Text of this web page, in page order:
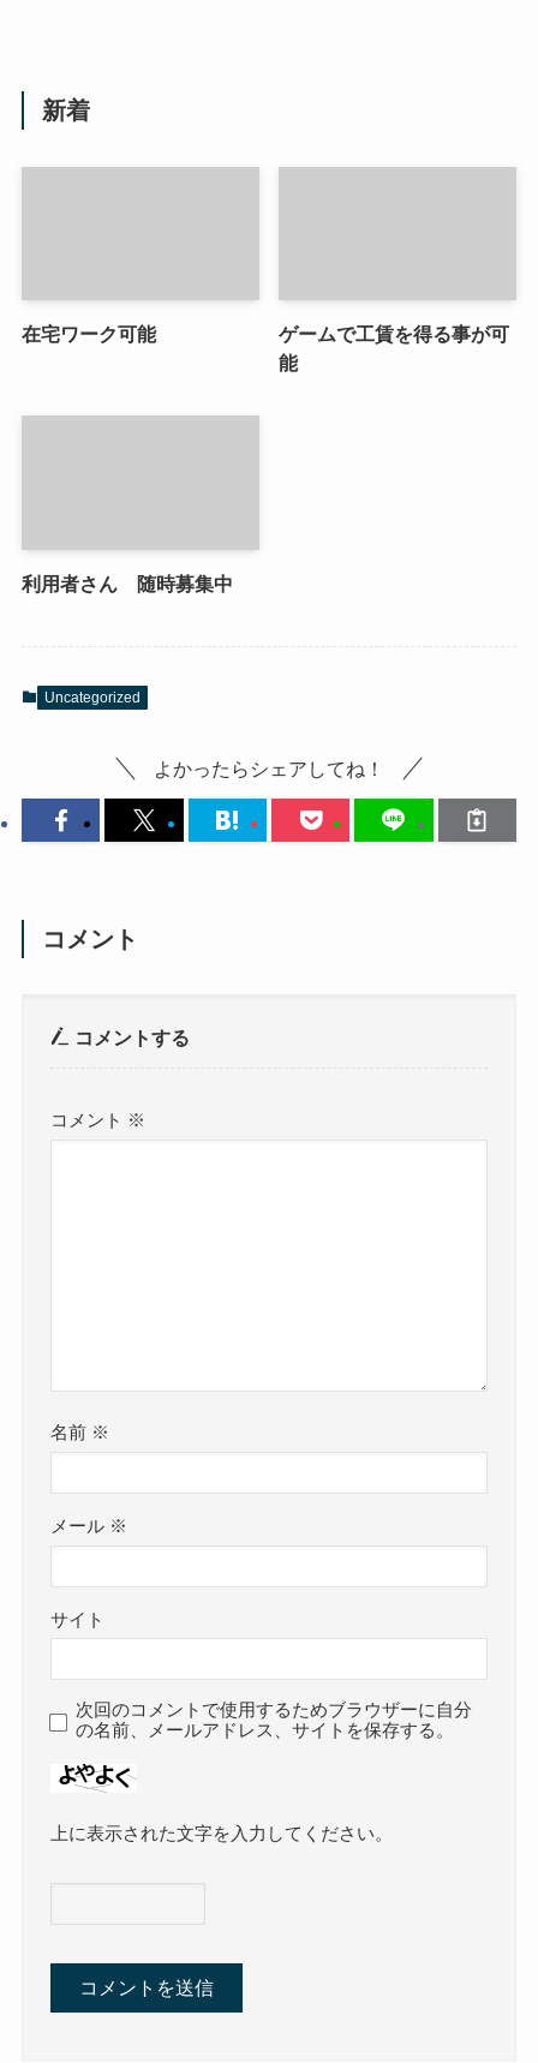
新着
在宅ワーク可能
ゲームで工賃を得る事が可
能
利用者さん 随時募集中
Uncategorized
よかったらシェアしてね！
コメント
コメントする
コメント ※
名前 ※
メール ※
サイト
次回のコメントで使用するためブラウザーに自分
の名前、メールアドレス、サイトを保存する。
上に表示された文字を入力してください。